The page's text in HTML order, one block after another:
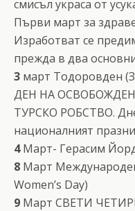
смисъл украса от
Първи март за
Изработват се
прежда в два
3 март Тодоровден
ДЕН НА
ТУРСКО РОБСТВО.
националният
4Март- Герасим
8 Март
Women’s Day)
9 Март СВЕТИ